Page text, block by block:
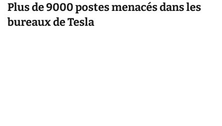
Plus de 9000 postes menacés dans les
bureaux de Tesla